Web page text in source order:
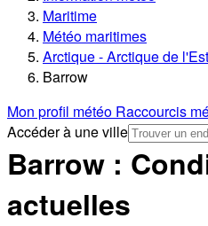
Maritime
Météo maritimes
Arctique - Arctique de l'Est
Barrow
Mon profil météo Raccourcis
Accéder à une ville
Barrow :
actuelles